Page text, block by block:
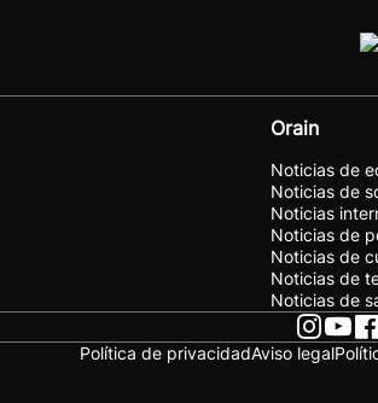
Orain
Noticias de
Noticias de
Noticias
Noticias de
Noticias de
Noticias de
Noticias de
Política de privacidadAviso legal